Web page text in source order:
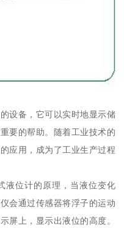
设备，它可以实时地显示储
要的帮助。随着工业技术的
应用，成为了工业生产过程
液位计的原理，当液位变化
会通过传感器将浮子的运动
屏上，显示出液位的高度。